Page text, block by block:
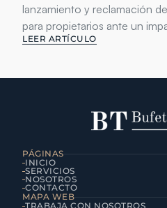
lanzamiento y reclamación
para propietarios ante un
LEER ARTÍCULO
PÁGINAS
INICIO
SERVICIOS
NOSOTROS
CONTACTO
MAPA WEB
TRABAJA CON NOSOTROS